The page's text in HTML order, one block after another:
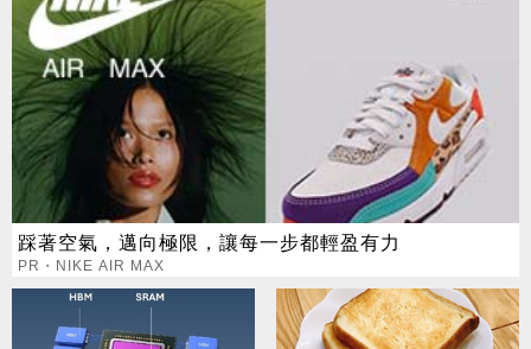
踩著空氣，邁向極限，讓每一步都輕盈有力
PR・NIKE AIR MAX